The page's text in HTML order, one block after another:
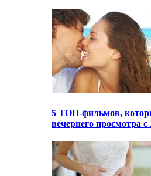
5 ТОП-фильмов,
вечернего просмотра